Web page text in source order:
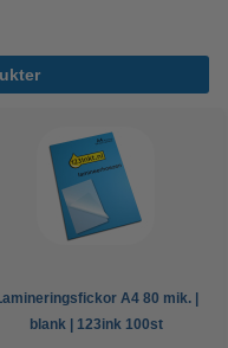
A4 80 mik. |
blank | 123ink 100st